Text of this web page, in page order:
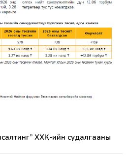
ХХК-ийн судалгааны